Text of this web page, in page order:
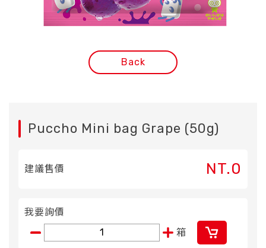
Back
Puccho Mini bag Grape (50g)
建議售價 NT.0
我要詢價
箱